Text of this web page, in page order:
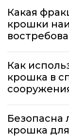
Какая
крошки
Как
крошка в
Безопасна
крошка